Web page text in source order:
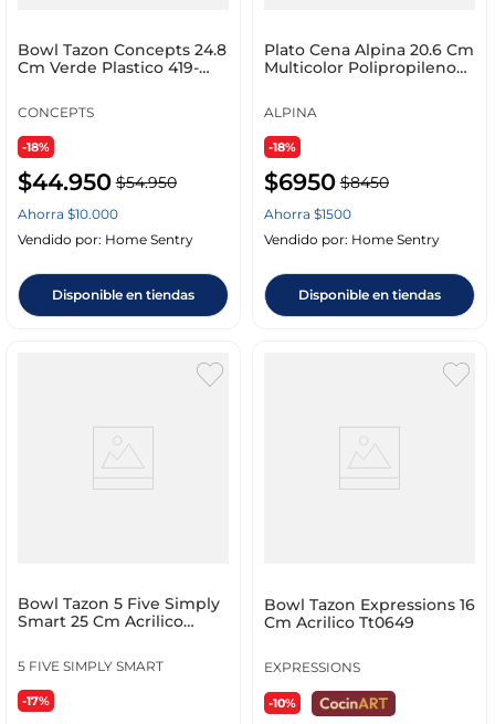
Bowl Tazon Concepts 24.8
Cm Verde Plastico 419-
CONCEPTS
-18%
$44.950 $54.950
Ahorra $10.000
Vendido por: Home Sentry
Disponible en tiendas
Plato Cena Alpina 20.6 Cm
Multicolor Polipropileno
ALPINA
-18%
$6950 $8450
Ahorra $1500
Vendido por: Home Sentry
Disponible en tiendas
Bowl Tazon 5 Five Simply
Smart 25 Cm Acrilico
5 FIVE SIMPLY SMART
-17%
Bowl Tazon Expressions 16
Cm Acrilico Tt0649
EXPRESSIONS
-10%